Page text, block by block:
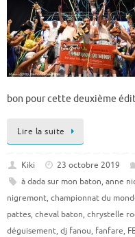
bon pour cette deuxième
Lire la suite
Kiki 23 octobre 2019
à dada sur mon baton, anne
nigremont, championnat du
pattes, cheval baton, chrystelle
déguisement, dj fanou, fanfare,